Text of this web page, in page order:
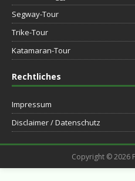
Segway-Tour
Trike-Tour
Katamaran-Tour
Rechtliches
Impressum
Disclaimer / Datenschutz
Copyright © 2026